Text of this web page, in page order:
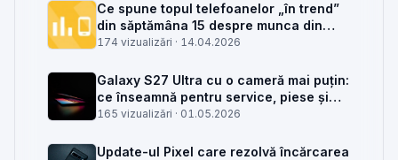
Ce spune topul telefoanelor „în trend”
din săptămâna 15 despre munca din
service GSM
174 vizualizări · 14.04.2026
Galaxy S27 Ultra cu o cameră mai puțin:
ce înseamnă pentru service, piese și
client
165 vizualizări · 01.05.2026
Update-ul Pixel care rezolvă încărcarea